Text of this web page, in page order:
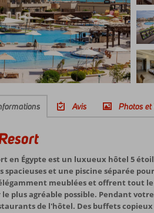
Avis Photos et
en Égypte est un luxueux hôtel 5
spacieuses et une piscine séparée
meublées et offrent tout
plus agréable possible. Pendant
de l'hôtel. Des buffets